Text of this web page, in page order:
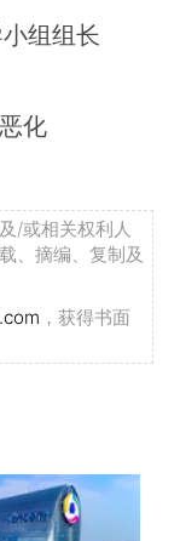
扶持、加强引
中央和地方相
整体来看落实
境甚至趋于恶
然偏低。
高不下，中长
接融资渠道，
中小企业的能
组组长
化
/或相关权利人
、摘编、复制及
，获得书面